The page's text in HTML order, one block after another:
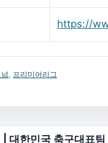
https://
프리미어리그
대한민국 축구대표팀